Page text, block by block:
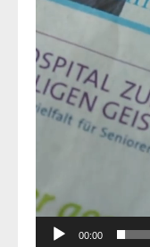
00:00